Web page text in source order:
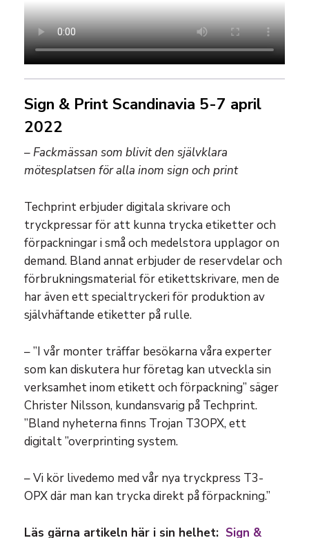
Sign & Print Scandinavia 5-7 april
2022
– Fackmässan som blivit den självklara
mötesplatsen för alla inom sign och print
Techprint erbjuder digitala skrivare och
tryckpressar för att kunna trycka etiketter och
förpackningar i små och medelstora upplagor on
demand. Bland annat erbjuder de reservdelar och
förbrukningsmaterial för etikettskrivare, men de
har även ett specialtryckeri för produktion av
självhäftande etiketter på rulle.
– ”I vår monter träffar besökarna våra experter
som kan diskutera hur företag kan utveckla sin
verksamhet inom etikett och förpackning” säger
Christer Nilsson, kundansvarig på Techprint.
”Bland nyheterna finns Trojan T3OPX, ett
digitalt ”overprinting system.
– Vi kör livedemo med vår nya tryckpress T3-
OPX där man kan trycka direkt på förpackning.”
Läs gärna artikeln här i sin helhet: Sign &